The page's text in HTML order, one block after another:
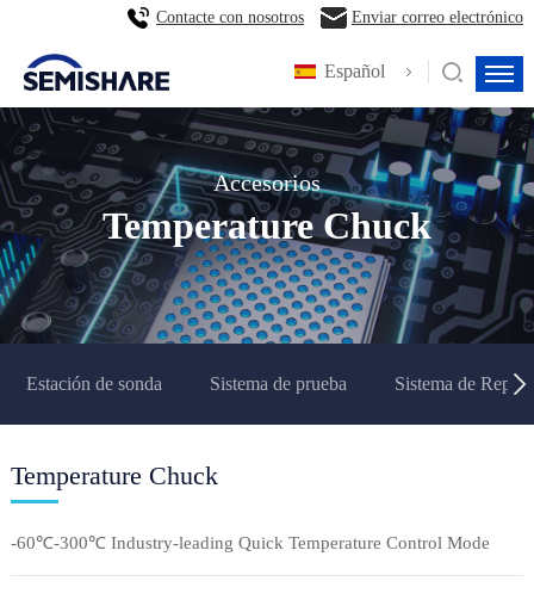
Español
Contacte con nosotros Enviar correo electrónico
Accesorios
Temperature Chuck
Estación de sonda Sistema de prueba Sistema de
Temperature Chuck
-60℃-300℃ Industry-leading Quick Temperature Control Mode